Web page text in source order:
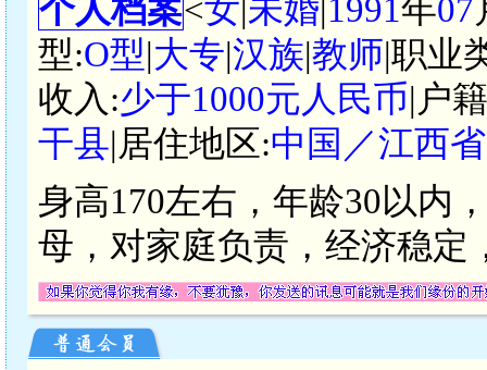
个人档案<女|未婚|1991年07
型:O型|大专|汉族|教师|职业
收入:少于1000元人民币|户
干县|居住地区:中国／江西
身高170左右，年龄30以内
母，对家庭负责，经济稳定